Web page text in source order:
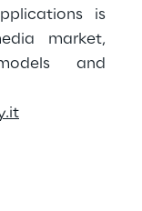
is
market,
and